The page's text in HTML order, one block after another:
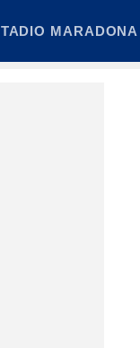
MARADONA